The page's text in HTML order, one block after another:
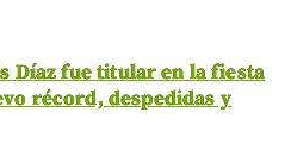
Díaz fue titular en la fiesta
récord, despedidas y